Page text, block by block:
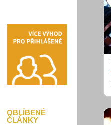
OBLÍBENÉ
ČLÁNKY